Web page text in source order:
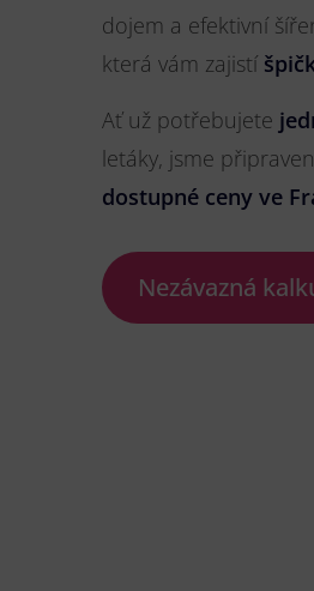
dojem a efektivní
která vám zajistí
Ať už potřebujete
letáky, jsme
dostupné ceny ve
Nezávazná